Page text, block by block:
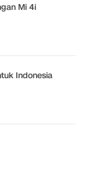
Mi 4i
Indonesia